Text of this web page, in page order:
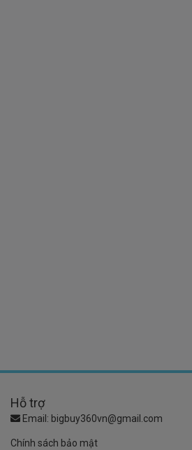
Hỗ trợ
Email: bigbuy360vn@gmail.com
Chính sách bảo mật